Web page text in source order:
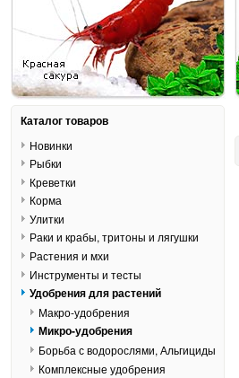
Каталог товаров
Новинки
Рыбки
Креветки
Корма
Улитки
Раки и крабы, тритоны и лягушки
Растения и мхи
Инструменты и тесты
Удобрения для растений
Макро-удобрения
Микро-удобрения
Борьба с водорослями, Альгициды
Комплексные удобрения